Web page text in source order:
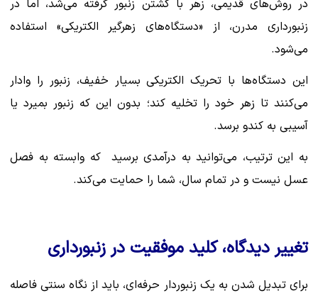
در روش‌های قدیمی، زهر با کشتن زنبور گرفته می‌شد، اما در
زنبورداری مدرن، از «دستگاه‌های زهرگیر الکتریکی» استفاده
می‌شود.
این دستگاه‌ها با تحریک الکتریکی بسیار خفیف، زنبور را وادار
می‌کنند تا زهر خود را تخلیه کند؛ بدون این که زنبور بمیرد یا
آسیبی به کندو برسد.
به این ترتیب، می‌توانید به درآمدی برسید که وابسته به فصل
عسل نیست و در تمام سال، شما را حمایت می‌کند.
تغییر دیدگاه، کلید موفقیت در زنبورداری
برای تبدیل شدن به یک زنبوردار حرفه‌ای، باید از نگاه سنتی فاصله